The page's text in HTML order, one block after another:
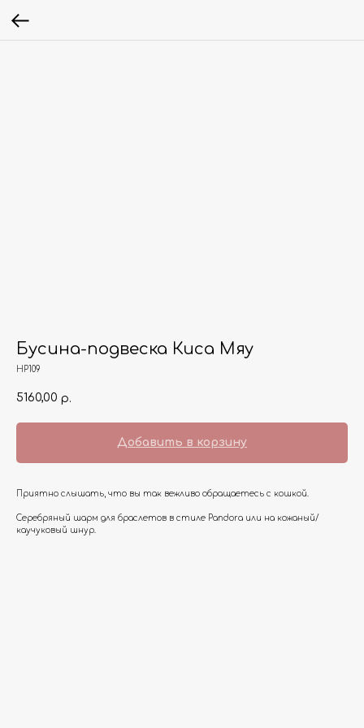
Бусина-подвеска Киса Мяу
HP109
5160,00 р.
Добавить в корзину
Приятно слышать, что вы так вежливо обращаетесь с кошкой.
Серебряный шарм для браслетов в стиле Pandora или на кожаный/
каучуковый шнур.